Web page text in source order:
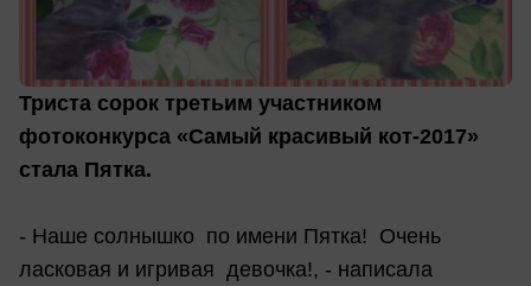
Триста сорок третьим участником
фотоконкурса «Самый красивый кот-2017»
стала Пятка.
- Наше солнышко по имени Пятка! Очень
ласковая и игривая девочка!, - написала